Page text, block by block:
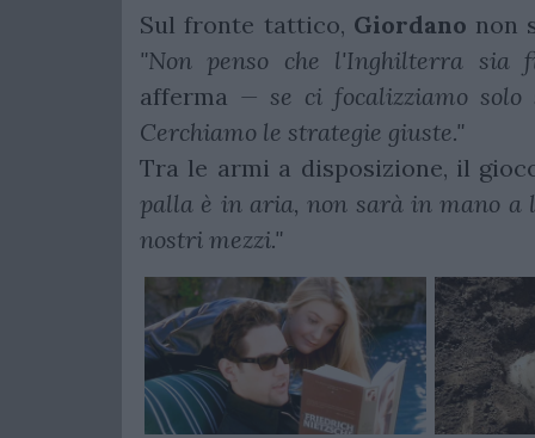
Sul fronte tattico, Giordano non
"Non penso che l'Inghilterra sia
afferma — se ci focalizziamo
Cerchiamo le strategie giuste."
Tra le armi a disposizione, il
palla è in aria, non sarà in mano a
nostri mezzi."